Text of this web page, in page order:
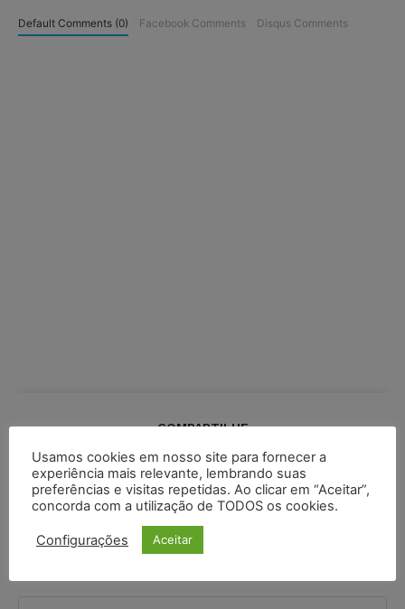
Default Comments (0) Facebook Comments Disqus Comments
COMPARTILHE
Usamos cookies em nosso site para fornecer a
experiência mais relevante, lembrando suas
preferências e visitas repetidas. Ao clicar em “Aceitar”,
concorda com a utilização de TODOS os cookies.
Configurações Aceitar